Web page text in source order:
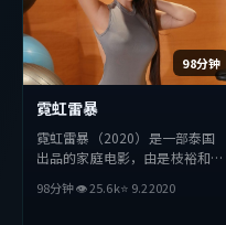
98分钟
霓虹雷暴
霓虹雷暴（2020）是一部泰国
出品的家庭电影，由是枝裕和执
腾等主演。影片在叙事与视听上
98分钟👁25.6k⭐ 9.22020